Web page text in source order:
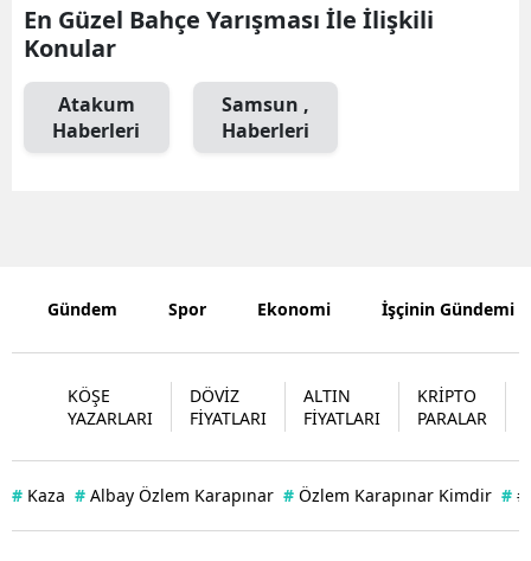
Gaziantep
Giresun
Gümüşhane
Hatay
En Güzel Bahçe Yarışması İle İlişkili
Konular
Atakum
Haberleri
Samsun ,
Haberleri
Gündem Spor Ekonomi İşçinin Gündemi
KÖŞE
YAZARLARI
DÖVİZ
FİYATLARI
ALTIN
FİYATLARI
KRİPTO
PARALAR
# Kaza # Albay Özlem Karapınar # Özlem Karapınar Kimdir #